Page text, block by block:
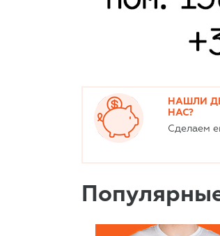
НАШЛИ
НАС?
Сделаем